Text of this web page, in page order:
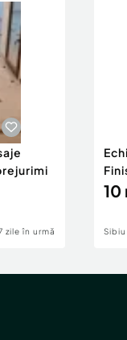
zile în urmă
10
Sibiu